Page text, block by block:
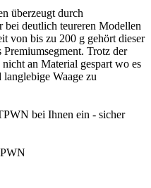
überzeugt durch
bei deutlich teureren Modellen
von bis zu 200 g gehört dieser
Trotz der
an Material gespart wo es
Waage zu
bei Ihnen ein - sicher